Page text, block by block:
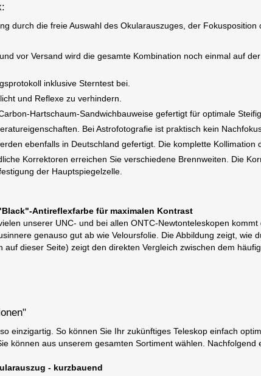
durch die freie Auswahl des Okularauszuges, der Fokusposition
vor Versand wird die gesamte Kombination noch einmal auf
inklusive Sterntest bei.
und Reflexe zu verhindern.
Hartschaum-Sandwichbauweise gefertigt für optimale
Bei Astrofotografie ist praktisch kein
ebenfalls in Deutschland gefertigt. Die komplette Kollimation
Korrektoren erreichen Sie verschiedene Brennweiten. Die
der Hauptspiegelzelle.
Antireflexfarbe für maximalen Kontrast
unserer UNC- und bei allen ONTC-Newtonteleskopen
genauso gut ab wie Veloursfolie. Die Abbildung zeigt, wie
auf dieser Seite) zeigt den direkten Vergleich zwischen dem
einzigartig. So können Sie Ihr zukünftiges Teleskop einfach
können aus unserem gesamten Sortiment wählen. Nachfolgend
- kurzbauend